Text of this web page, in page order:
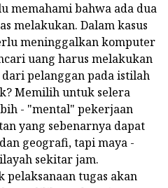
memahami bahwa ada dua
melakukan. Dalam kasus
meninggalkan komputer
uang harus melakukan
pelanggan pada istilah
Memilih untuk selera
- "mental" pekerjaan
yang sebenarnya dapat
geografi, tapi maya -
sekitar jam.
tugas akan